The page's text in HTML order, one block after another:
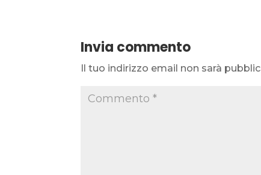
Invia commento
Il tuo indirizzo email non sarà